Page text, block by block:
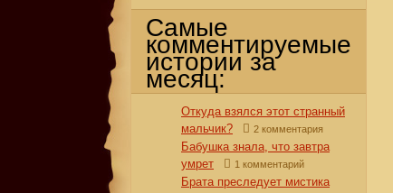
Самые
комментируемые
истории за
месяц:
Откуда взялся этот странный
мальчик?
2 комментария
Бабушка знала, что завтра
умрет
1 комментарий
Брата преследует мистика